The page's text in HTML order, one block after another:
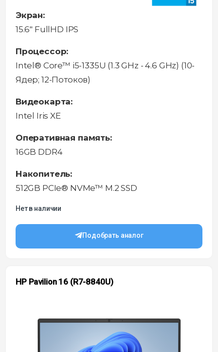
Экран:
15.6" FullHD IPS
Процессор:
Intel® Core™ i5-1335U (1.3 GHz - 4.6 GHz) (10-
Ядeр; 12-Потоков)
Видеокарта:
Intel Iris XE
Оперативная память:
16GB DDR4
Накопитель:
512GB PCIe® NVMe™ M.2 SSD
Нет в наличии
Подобрать аналог
HP Pavilion 16 (R7-8840U)